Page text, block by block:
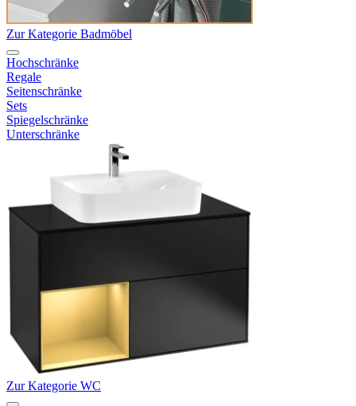
Zur Kategorie Badmöbel
Hochschränke
Regale
Seitenschränke
Sets
Spiegelschränke
Unterschränke
Zur Kategorie WC